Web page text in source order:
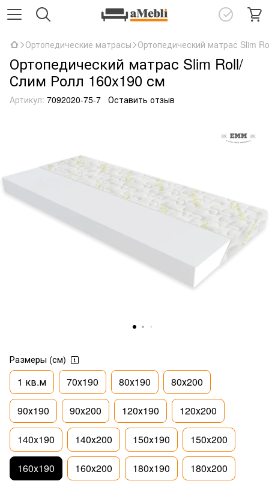
Ортопедические матрасы Ортопедический матрас Slim
Ортопедический матрас Slim Roll/
Слим Ролл 160x190 см
Артикул: 7092020-75-7 Оставить отзыв
Размеры (см)
1 кв.м 70х190 80х190 80х200
90х190 90х200 120х190 120х200
140х190 140х200 150х190 150х200
160х190 160х200 180х190 180х200